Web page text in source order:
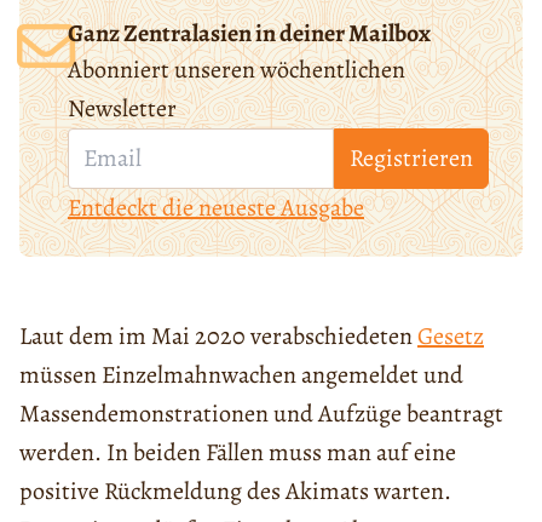
Ganz Zentralasien in deiner Mailbox
Abonniert unseren wöchentlichen
Newsletter
Registrieren
Entdeckt die neueste Ausgabe
Laut dem im Mai 2020 verabschiedetenGesetz
müssen Einzelmahnwachen angemeldet und
Massendemonstrationen und Aufzüge beantragt
werden. In beiden Fällen muss man auf eine
positive Rückmeldung des Akimats warten.